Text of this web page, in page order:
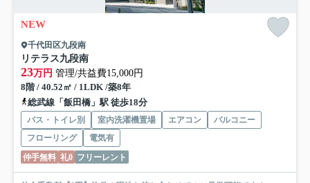
NEW
千代田区九段南
リテラス九段南
23万円 管理/共益費15,000円
8階 / 40.52㎡ / 1LDK /築8年
総武線「飯田橋」駅 徒歩18分
バス・トイレ別 室内洗濯機置場 エアコン
バルコニー
フローリング
電気有
仲手無料 礼0 フリーレント